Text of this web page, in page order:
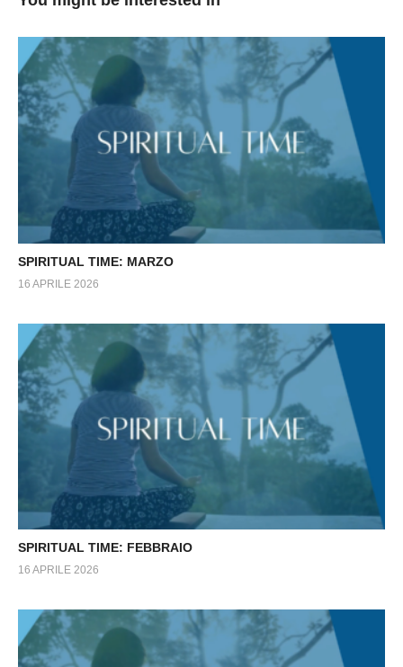
SPIRITUAL TIME: MARZO
16 APRILE 2026
SPIRITUAL TIME: FEBBRAIO
16 APRILE 2026